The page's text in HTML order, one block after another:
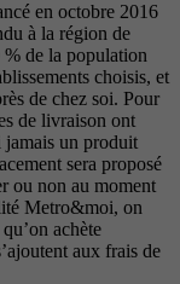
en octobre 2016
à la région de
% de la population
choisis, et
de chez soi. Pour
de livraison ont
jamais un produit
sera proposé
ou non au moment
Metro&moi, on
achète
aux frais de